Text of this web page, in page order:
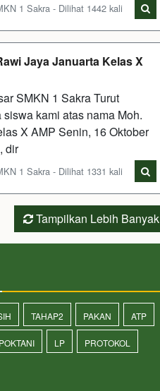
1 Sakra - Dilihat 1442 kali
Jaya Januarta Kelas X
SMKN 1 Sakra Turut
kami atas nama Moh.
X AMP Senin, 16 Oktober
dir
1 Sakra - Dilihat 1331 kali
Tampilkan Lebih Banyak
TAHAP2 PAKAN ATP
LP PROTOKOL